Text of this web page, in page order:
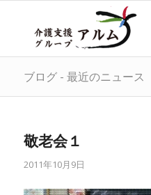
ブログ - 最近のニュース
敬老会１
2011年10月9日